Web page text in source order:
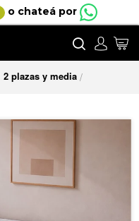
o chateá por
Buscar
2 plazas y media /